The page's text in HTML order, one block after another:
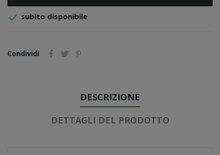
 subito disponibile
Condividi
DESCRIZIONE
DETTAGLI DEL PRODOTTO